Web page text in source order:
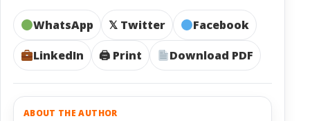
WhatsApp 𝕏 Twitter
Facebook
LinkedIn
🖨 Print Download PDF
ABOUT THE AUTHOR